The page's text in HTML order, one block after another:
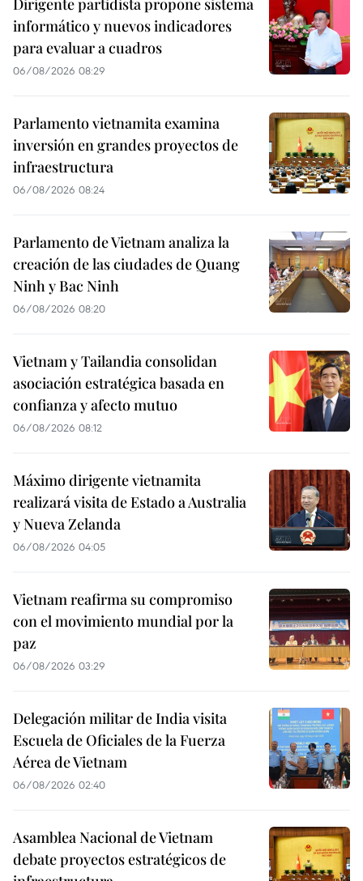
Dirigente partidista propone sistema
informático y nuevos indicadores
para evaluar a cuadros
06/08/2026 08:29
Parlamento vietnamita examina
inversión en grandes proyectos de
infraestructura
06/08/2026 08:24
Parlamento de Vietnam analiza la
creación de las ciudades de Quang
Ninh y Bac Ninh
06/08/2026 08:20
Vietnam y Tailandia consolidan
asociación estratégica basada en
confianza y afecto mutuo
06/08/2026 08:12
Máximo dirigente vietnamita
realizará visita de Estado a Australia
y Nueva Zelanda
06/08/2026 04:05
Vietnam reafirma su compromiso
con el movimiento mundial por la
paz
06/08/2026 03:29
Delegación militar de India visita
Escuela de Oficiales de la Fuerza
Aérea de Vietnam
06/08/2026 02:40
Asamblea Nacional de Vietnam
debate proyectos estratégicos de